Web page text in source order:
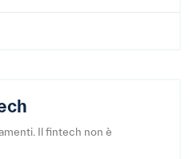
Il fintech non è